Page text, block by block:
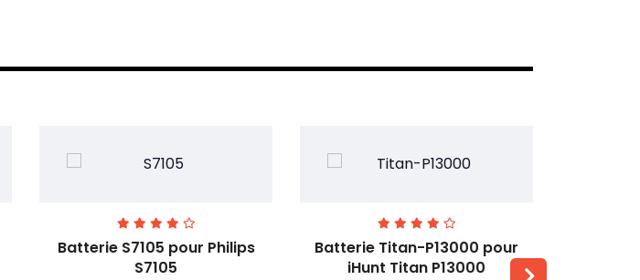
Batterie S7105 pour Philips
S7105
Batterie Titan-P13000 pour
iHunt Titan P13000